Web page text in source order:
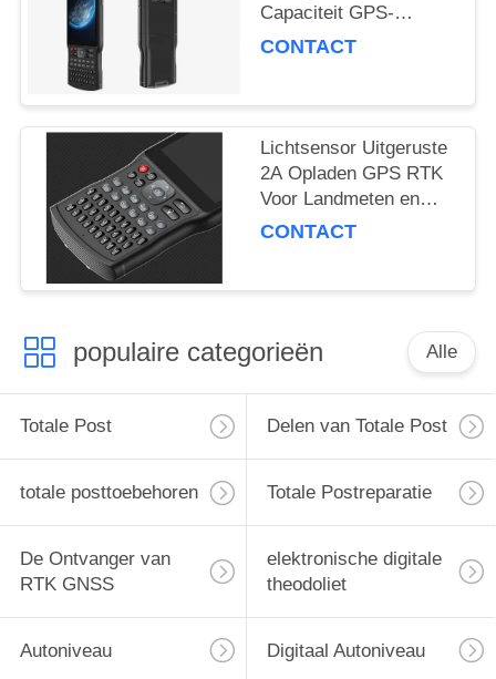
Capaciteit GPS-
ontvanger Met
CONTACT
Lichtsensor Uitgeruste
2A Opladen GPS RTK
Voor Landmeten en
Kaartvervaardiging
CONTACT
populaire categorieën Alle
Totale Post Delen van Totale Post
totale posttoebehoren Totale Postreparatie
De Ontvanger van
RTK GNSS
elektronische digitale
theodoliet
Autoniveau Digitaal Autoniveau